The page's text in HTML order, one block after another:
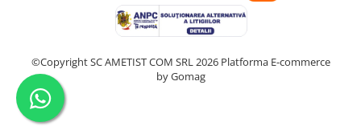
©Copyright SC AMETIST COM SRL 2026 Platforma E-commerce
by Gomag